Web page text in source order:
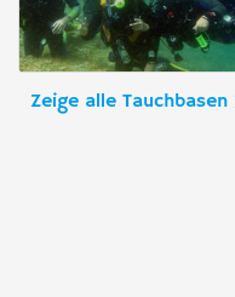
Zeige alle Tauchbasen